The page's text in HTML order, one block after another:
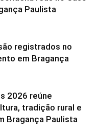
Paulista
registrados no
em Bragança
2026 reúne
tradição rural e
Bragança Paulista